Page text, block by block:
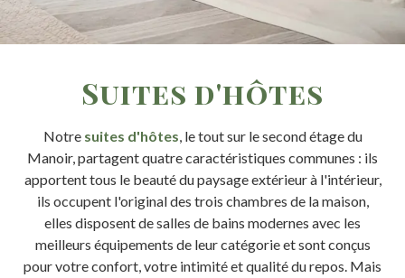
Suites d'hôtes
Notre suites d'hôtes, le tout sur le second étage du
Manoir, partagent quatre caractéristiques communes : ils
apportent tous le beauté du paysage extérieur à l'intérieur,
ils occupent l'original des trois chambres de la maison,
elles disposent de salles de bains modernes avec les
meilleurs équipements de leur catégorie et sont conçus
pour votre confort, votre intimité et qualité du repos. Mais